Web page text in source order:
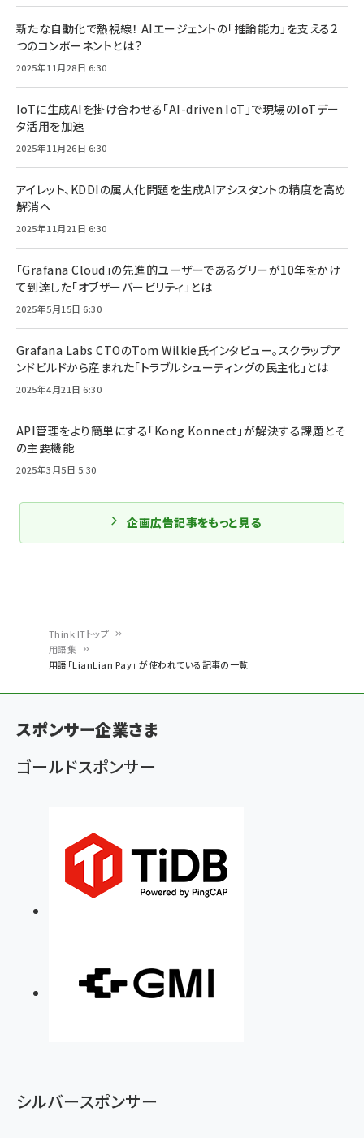
ン
く
ず
Think ITトップ
用語集
用語「LianLian Pay」 が使われている記事の一覧
新たな自動化で熱視線！ AIエージェントの「推論能力」を支える2
つのコンポーネントとは？
2025年11月28日 6:30
IoTに生成AIを掛け合わせる「AI-driven IoT」で現場のIoTデー
タ活用を加速
2025年11月26日 6:30
アイレット、KDDIの属人化問題を生成AIアシスタントの精度を高め
解消へ
2025年11月21日 6:30
「Grafana Cloud」の先進的ユーザーであるグリーが10年をかけ
て到達した「オブザーバービリティ」とは
2025年5月15日 6:30
Grafana Labs CTOのTom Wilkie氏インタビュー。スクラップア
ンドビルドから産まれた「トラブルシューティングの民主化」とは
2025年4月21日 6:30
API管理をより簡単にする「Kong Konnect」が解決する課題とそ
の主要機能
2025年3月5日 5:30
企画広告記事をもっと見る
スポンサー企業さま
ゴールドスポンサー
シルバースポンサー